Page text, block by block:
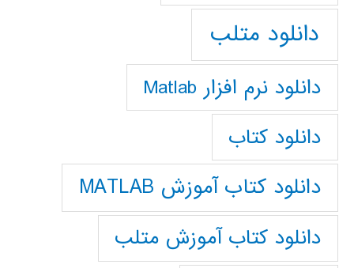
دانلود متلب
دانلود نرم افزار Matlab
دانلود کتاب
دانلود کتاب آموزش MATLAB
دانلود کتاب آموزش متلب